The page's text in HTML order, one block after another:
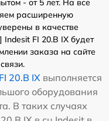
- от 5 лет. На все
расширенную
в качестве
Indesit FI 20.B IX будет
заказа на сайте
20.B IX выполняется
оборудования
В таких случаях